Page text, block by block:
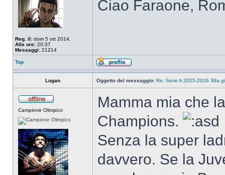
Reg. il: dom 5 ott 2014,
Alle ore: 20:37
Messaggi: 21214
Ciao Faraone,
Top
Logan Oggetto del messaggio: Re: Serie A 2025-2026 38a
Campione Olimpico
Mamma mia che
Champions.
Senza la super
davvero. Se la